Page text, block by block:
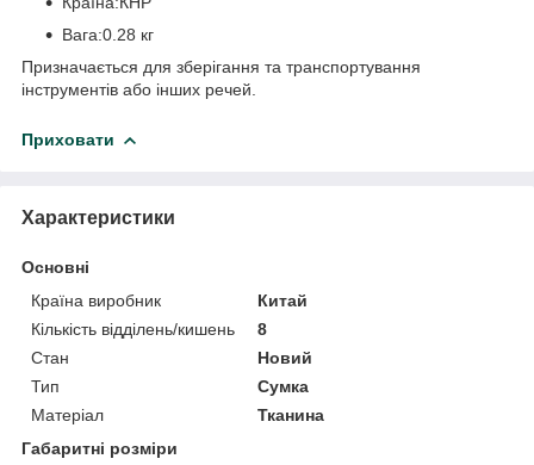
Вага:0.28 кг
Призначається для зберігання та транспортування
інструментів або інших речей.
Приховати
Характеристики
Основні
Країна виробник
Китай
Кількість відділень/кишень
8
Стан
Новий
Тип
Сумка
Матеріал
Тканина
Габаритні розміри